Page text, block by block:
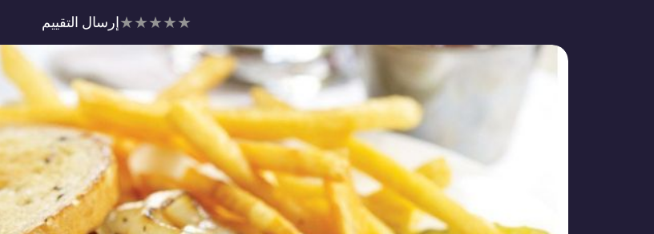
لم
يتم
أي
تقييمات
لهذا
إرسال التقييم